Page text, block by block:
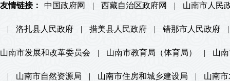
友情链接： 中国政府网 | 西藏自治区政府网 | 山南市人民
| 洛扎县人民政府 | 措美县人民政府 | 错那市人民政府 |
山南市发展和改革委员会 | 山南市教育局（体育局） | 山
| 山南市自然资源局 | 山南市住房和城乡建设局 | 山南